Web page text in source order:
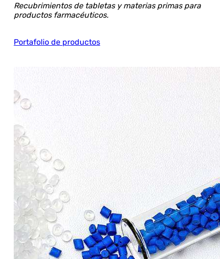
Recubrimientos de tabletas y materias primas para
productos farmacéuticos.
Portafolio de productos